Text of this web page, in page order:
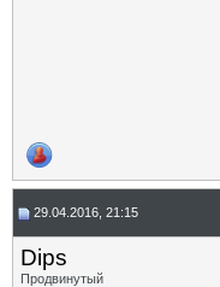
29.04.2016, 21:15
Dips
Продвинутый